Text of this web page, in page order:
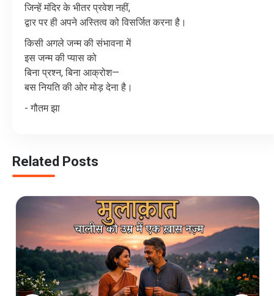
जिन्हें मंदिर के भीतर प्रवेश नहीं,
द्वार पर ही अपने अस्तित्व को विसर्जित करना है।
किसी अगले जन्म की संभावना में
इस जन्म की प्यास को
बिना प्रश्न,बिना आक्रोश—
बस नियति की ओर मोड़ देना है।
- गौतम झा
Related Posts